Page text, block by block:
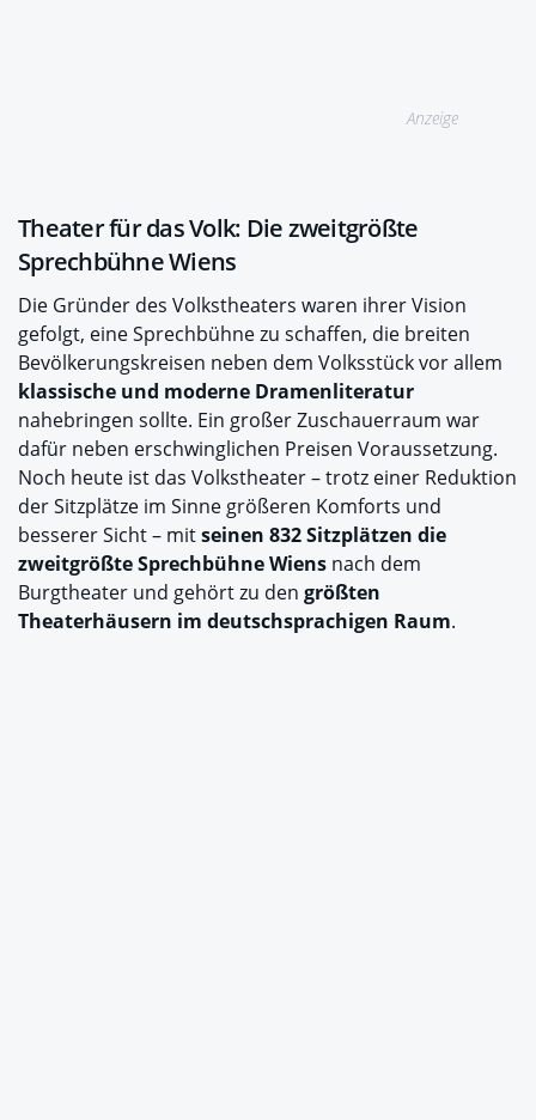
Anzeige
Theater für das Volk: Die zweitgrößte
Sprechbühne Wiens
Die Gründer des Volkstheaters waren ihrer Vision
gefolgt, eine Sprechbühne zu schaffen, die breiten
Bevölkerungskreisen neben dem Volksstück vor allem
klassische und moderne Dramenliteratur
nahebringen sollte. Ein großer Zuschauerraum war
dafür neben erschwinglichen Preisen Voraussetzung.
Noch heute ist das Volkstheater – trotz einer Reduktion
der Sitzplätze im Sinne größeren Komforts und
besserer Sicht – mitseinen 832 Sitzplätzen die
zweitgrößte Sprechbühne Wiens nach dem
Burgtheater und gehört zu den größten
Theaterhäusern im deutschsprachigen Raum.